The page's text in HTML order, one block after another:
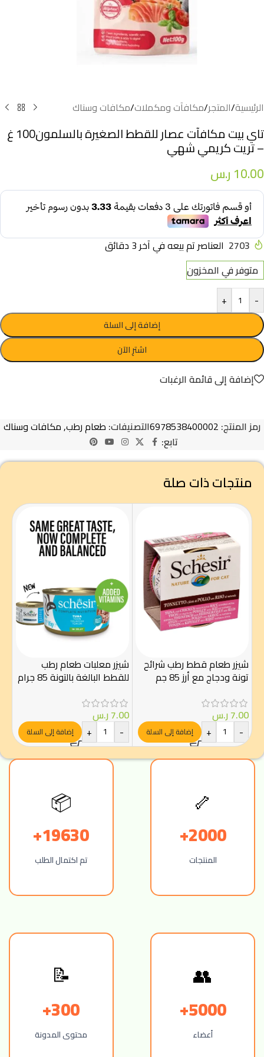
الرئيسية/المتجر/مكافآت ومكملات/مكافات وسناك
تاي بيت مكافآت عصار للقطط الصغيرة بالسلمون100 غ
– تريت كريمي شهي
10.00 ر.س
2703 العناصر تم بيعه في آخر 3 دقائق
متوفر في المخزون
-
+
إضافة إلى السلة
اشترِ الآن
إضافة إلى قائمة الرغبات
رمز المنتج: 6978538400002التصنيفات: طعام رطب,مكافات وسناك
تابع:
منتجات ذات صلة
شيزر طعام قطط رطب شرائح
تونة ودجاج مع أرز 85 جم
7.00ر.س
-
+ إضافة إلى السلة
شيزر معلبات طعام رطب
للقطط البالغة بالتونة 85 جرام
7.00ر.س
-
+ إضافة إلى السلة
🦴
2000+
المنتجات
📦
19630+
تم اكتمال الطلب
👥
5000+
أعضاء
📝
300+
محتوى المدونة